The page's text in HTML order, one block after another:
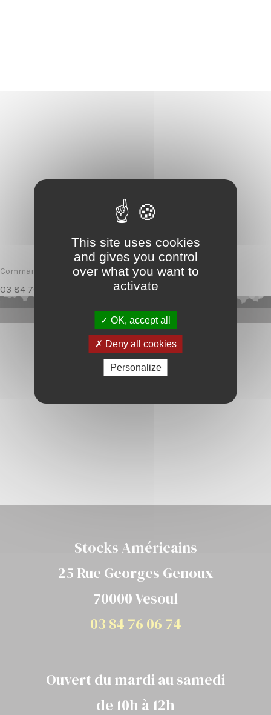
Commandez en nous contactant par mail ou par téléphone !
03 84 76 06 74 Mail
Stocks Américains
25 Rue Georges Genoux
70000 Vesoul
03 84 76 06 74
Ouvert du mardi au samedi
de 10h à 12h
This site uses cookies
and gives you control
over what you want to
activate
OK, accept all
Deny all cookies
Personalize